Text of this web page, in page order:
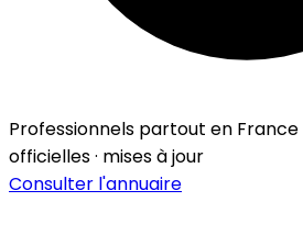
Professionnels partout en France
officielles · mises à jour
Consulter l'annuaire